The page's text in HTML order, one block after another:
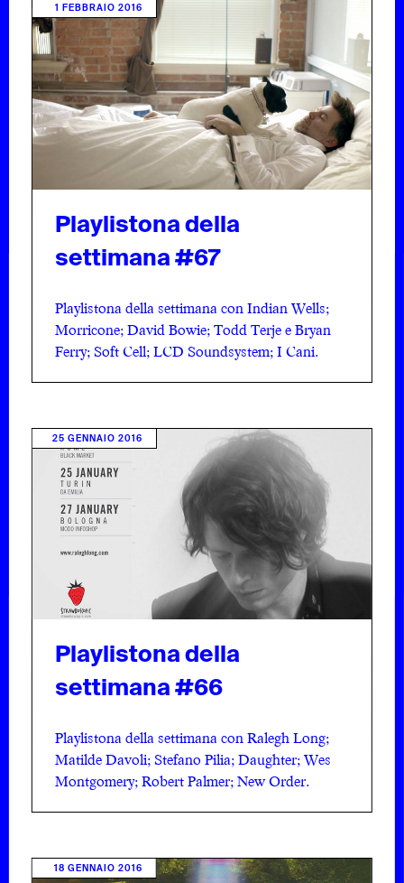
DUDE
1 FEBBRAIO 2016
Playlistona della
settimana #67
Playlistona della settimana con Indian Wells;
Morricone; David Bowie; Todd Terje e Bryan
Ferry; Soft Cell; LCD Soundsystem; I Cani.
25 GENNAIO 2016
Playlistona della
settimana #66
Playlistona della settimana con Ralegh Long;
Matilde Davoli; Stefano Pilia; Daughter; Wes
Montgomery; Robert Palmer; New Order.
18 GENNAIO 2016